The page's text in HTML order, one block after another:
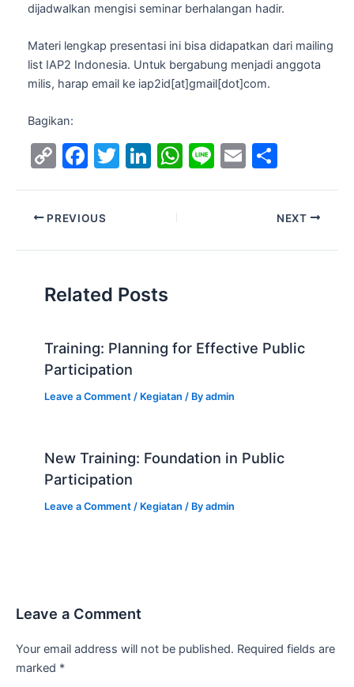
dijadwalkan mengisi seminar berhalangan hadir.
Materi lengkap presentasi ini bisa didapatkan dari mailing
list IAP2 Indonesia. Untuk bergabung menjadi anggota
milis, harap email ke iap2id[at]gmail[dot]com.
Bagikan:
C
p
y
Li
n
k
F
c
e
b
o
T
Li
dI
n
W
A
Li E
ar
e
PREVIOUS NEXT
Related Posts
Training: Planning for Effective Public
Participation
Leave a Comment / Kegiatan / Byadmin
New Training: Foundation in Public
Participation
Leave a Comment / Kegiatan / Byadmin
Leave a Comment
Your email address will not be published. Required fields are
marked *